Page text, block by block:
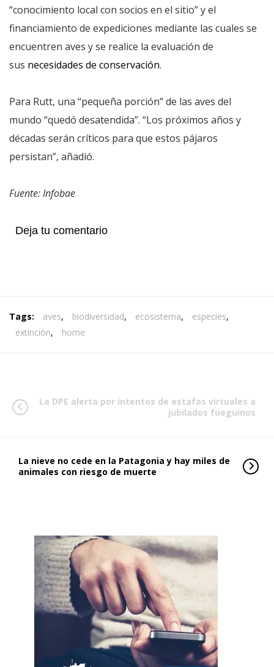
“conocimiento local con socios en el sitio” y el
financiamiento de expediciones mediante las cuales se
encuentren aves y se realice la evaluación de
sus necesidades de conservación.
Para Rutt, una “pequeña porción” de las aves del
mundo “quedó desatendida”. “Los próximos años y
décadas serán críticos para que estos pájaros
persistan”, añadió.
Fuente: Infobae
Deja tu comentario
Tags: aves, biodiversidad, ecosistema, especies,
extinción, home
La DPE alerta por intentos de estafas virtuales a
jubilados fueguinos
La nieve no cede en la Patagonia y hay miles de
animales con riesgo de muerte